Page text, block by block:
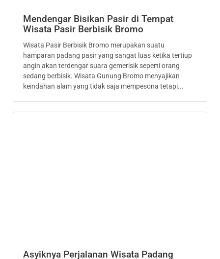
Mendengar Bisikan Pasir di Tempat
Wisata Pasir Berbisik Bromo
Wisata Pasir Berbisik Bromo merupakan suatu
hamparan padang pasir yang sangat luas ketika tertiup
angin akan terdengar suara gemerisik seperti orang
sedang berbisik. Wisata Gunung Bromo menyajikan
keindahan alam yang tidak saja mempesona tetapi...
Asyiknya Perjalanan Wisata Padang